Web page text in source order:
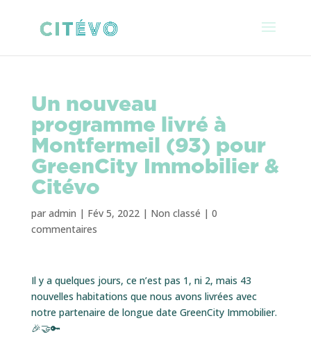
Un nouveau
programme livré à
Montfermeil (93) pour
GreenCity Immobilier &
Citévo
par admin | Fév 5, 2022| Non classé | 0
commentaires
Il y a quelques jours, ce n’est pas 1, ni 2, mais 43
nouvelles habitations que nous avons livrées avec
notre partenaire de longue date GreenCity Immobilier.
🎉🤝🔑